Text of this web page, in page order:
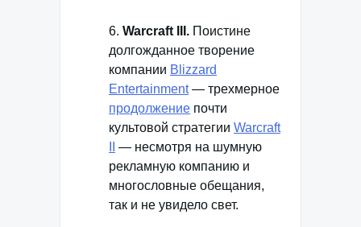
6. Warcraft III. Поистине
долгожданное творение
компании Blizzard
Entertainment— трехмерное
продолжение почти
культовой стратегии Warcraft
— несмотря на шумную
рекламную компанию и
многословные обещания,
так и не увидело свет.